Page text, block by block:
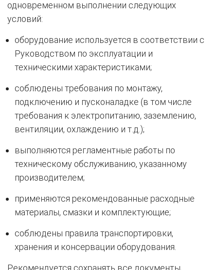
одновременном выполнении следующих
условий:
оборудование используется в соответствии с
Руководством по эксплуатации и
техническими характеристиками;
соблюдены требования по монтажу,
подключению и пусконаладке (в том числе
требования к электропитанию, заземлению,
вентиляции, охлаждению и т.д.);
выполняются регламентные работы по
техническому обслуживанию, указанному
производителем;
применяются рекомендованные расходные
материалы, смазки и комплектующие;
соблюдены правила транспортировки,
хранения и консервации оборудования.
Рекомендуется сохранять все документы,